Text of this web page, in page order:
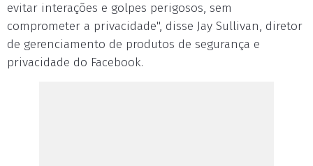
evitar interações e golpes perigosos, sem
comprometer a privacidade", disse Jay Sullivan, diretor
de gerenciamento de produtos de segurança e
privacidade do Facebook.